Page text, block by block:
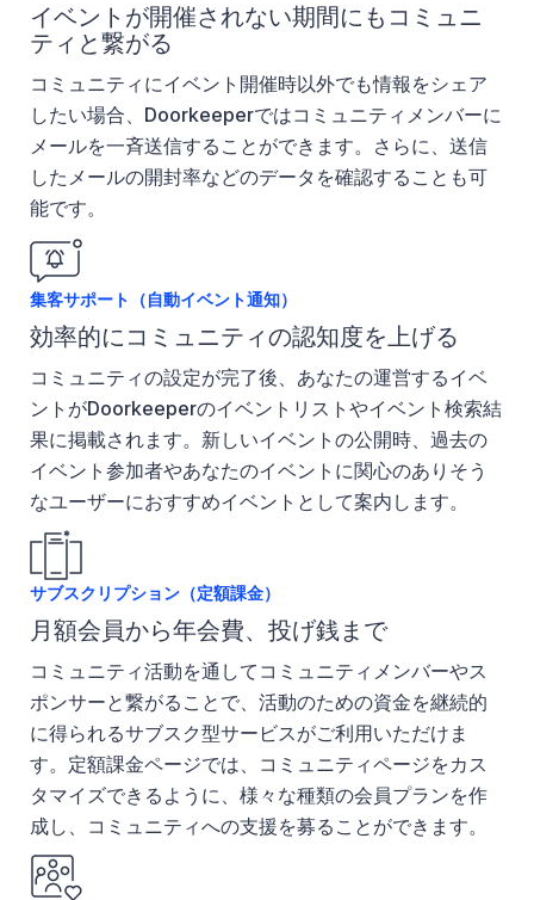
イベントが開催されない期間にもコミュニ
ティと繋がる
コミュニティにイベント開催時以外でも情報をシェア
したい場合、Doorkeeperではコミュニティメンバーに
メールを一斉送信することができます。さらに、送信
したメールの開封率などのデータを確認することも可
能です。
集客サポート（自動イベント通知）
効率的にコミュニティの認知度を上げる
コミュニティの設定が完了後、あなたの運営するイベ
ントがDoorkeeperのイベントリストやイベント検索結
果に掲載されます。新しいイベントの公開時、過去の
イベント参加者やあなたのイベントに関心のありそう
なユーザーにおすすめイベントとして案内します。
サブスクリプション（定額課金）
月額会員から年会費、投げ銭まで
コミュニティ活動を通してコミュニティメンバーやス
ポンサーと繋がることで、活動のための資金を継続的
に得られるサブスク型サービスがご利用いただけま
す。定額課金ページでは、コミュニティページをカス
タマイズできるように、様々な種類の会員プランを作
成し、コミュニティへの支援を募ることができます。